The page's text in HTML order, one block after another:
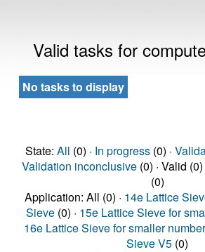
Valid tasks for
No tasks to display
State: All (0) · In progress(0) ·
Validation inconclusive(0) · Valid (0)
(0)
Application: All (0) · 14e Lattice
Sieve (0) · 15e Lattice Sieve for
16e Lattice Sieve for smaller
Sieve V5 (0)